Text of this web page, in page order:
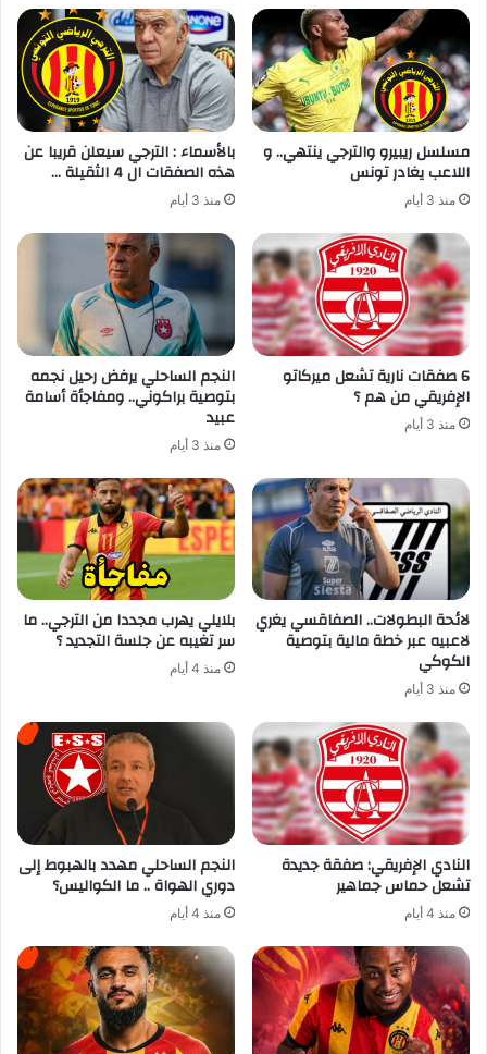
مسلسل ريبيرو والترجي ينتهي.. و
اللاعب يغادر تونس
منذ 3 أيام
بالأسماء : الترجي سيعلن قريبا عن
هذه الصفقات ال 4 الثقيلة …
منذ 3 أيام
6 صفقات نارية تشعل ميركاتو
الإفريقي من هم ؟
منذ 3 أيام
النجم الساحلي يرفض رحيل نجمه
بتوصية براكوني.. ومفاجأة أسامة
عبيد
منذ 3 أيام
لائحة البطولات.. الصفاقسي يغري
لاعبيه عبر خطة مالية بتوصية
الكوكي
منذ 3 أيام
بلايلي يهرب مجددا من الترجي.. ما
سر تغيبه عن جلسة التجديد ؟
منذ 4 أيام
النادي الإفريقي: صفقة جديدة
تشعل حماس جماهير
منذ 4 أيام
النجم الساحلي مهدد بالهبوط إلى
دوري الهواة .. ما الكواليس؟
منذ 4 أيام